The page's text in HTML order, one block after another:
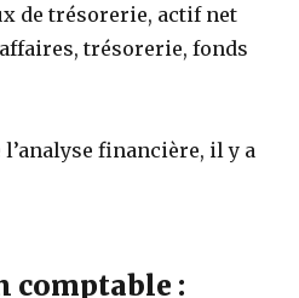
de trésorerie, actif net
trésorerie, fonds
financière, il y a
comptable :